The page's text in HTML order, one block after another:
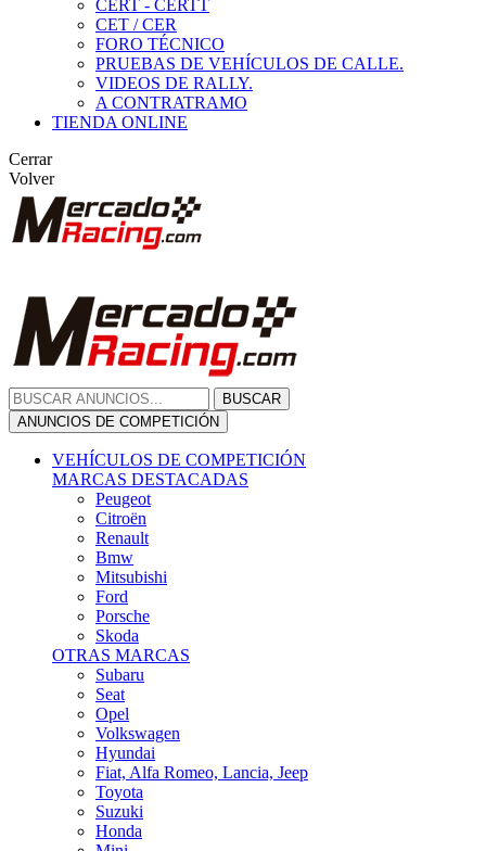
CERT - CERTT
CET / CER
FORO TÉCNICO
PRUEBAS DE VEHÍCULOS DE CALLE.
VIDEOS DE RALLY.
A CONTRATRAMO
TIENDA ONLINE
Cerrar
Volver
BUSCAR
ANUNCIOS DE COMPETICIÓN
VEHÍCULOS DE COMPETICIÓN
MARCAS DESTACADAS
Peugeot
Citroën
Renault
Bmw
Mitsubishi
Ford
Porsche
Skoda
OTRAS MARCAS
Subaru
Seat
Opel
Volkswagen
Hyundai
Fiat, Alfa Romeo, Lancia, Jeep
Toyota
Suzuki
Honda
Mini
Dacia